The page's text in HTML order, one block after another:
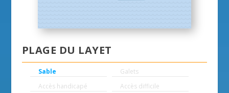
PLAGE DU LAYET
Sable
Galets
Accès handicapé
Accès difficile